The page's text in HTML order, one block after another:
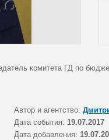
комитета ГД по
Автор и агентство:
Дата события: 19.07.2017
Дата добавления: